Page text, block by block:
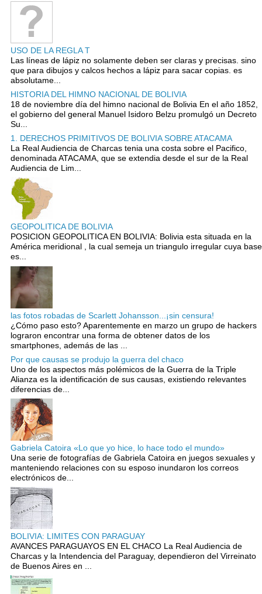
USO DE LA REGLA T
Las líneas de lápiz no solamente deben ser claras y precisas. sino
que para dibujos y calcos hechos a lápiz para sacar copias. es
absolutame...
HISTORIA DEL HIMNO NACIONAL DE BOLIVIA
18 de noviembre día del himno nacional de Bolivia En el año 1852,
el gobierno del general Manuel Isidoro Belzu promulgó un Decreto
Su...
1. DERECHOS PRIMITIVOS DE BOLIVIA SOBRE ATACAMA
La Real Audiencia de Charcas tenia una costa sobre el Pacifico,
denominada ATACAMA, que se extendia desde el sur de la Real
Audiencia de Lim...
GEOPOLITICA DE BOLIVIA
POSICION GEOPOLITICA EN BOLIVIA: Bolivia esta situada en la
América meridional , la cual semeja un triangulo irregular cuya base
es...
las fotos robadas de Scarlett Johansson...¡sin censura!
¿Cómo paso esto? Aparentemente en marzo un grupo de hackers
lograron encontrar una forma de obtener datos de los
smartphones, además de las ...
Por que causas se produjo la guerra del chaco
Uno de los aspectos más polémicos de la Guerra de la Triple
Alianza es la identificación de sus causas, existiendo relevantes
diferencias de...
Gabriela Catoira «Lo que yo hice, lo hace todo el mundo»
Una serie de fotografías de Gabriela Catoira en juegos sexuales y
manteniendo relaciones con su esposo inundaron los correos
electrónicos de...
BOLIVIA: LIMITES CON PARAGUAY
AVANCES PARAGUAYOS EN EL CHACO La Real Audiencia de
Charcas y la Intendencia del Paraguay, dependieron del Virreinato
de Buenos Aires en ...